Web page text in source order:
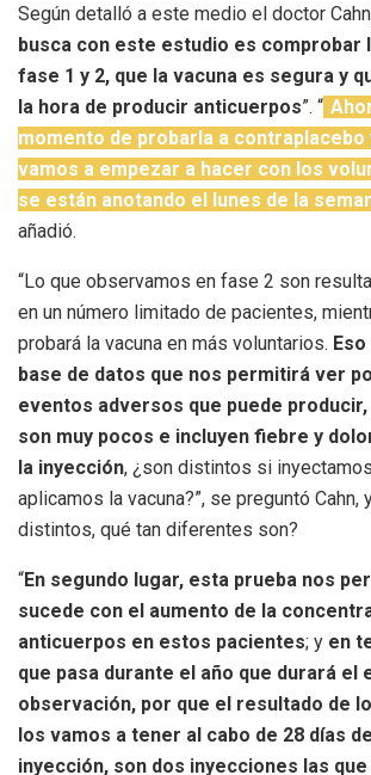
Según detalló a este medio el doctor
busca con este estudio es comprobar
fase 1 y 2, que la vacuna es segura y
la hora de producir anticuerpos”. “
momento de probarla a contraplacebo
vamos a empezar a hacer con los
se están anotando el lunes de la
añadió.
“Lo que observamos en fase 2 son
en un número limitado de pacientes,
probará la vacuna en más voluntarios.
base de datos que nos permitirá ver
eventos adversos que puede producir,
son muy pocos e incluyen fiebre y
la inyección, ¿son distintos si
aplicamos la vacuna?”, se preguntó Cahn,
distintos, qué tan diferentes son?
“En segundo lugar, esta prueba nos
sucede con el aumento de la
anticuerpos en estos pacientes; y en
que pasa durante el año que durará el
observación, por que el resultado de
los vamos a tener al cabo de 28 días
inyección, son dos inyecciones las